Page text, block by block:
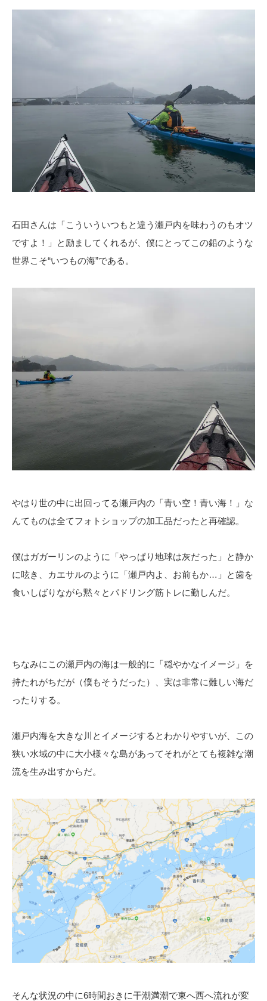
石田さんは「こういういつもと違う瀬戸内を味わうのもオツ
ですよ！」と励ましてくれるが、僕にとってこの鉛のような
世界こそ“いつもの海”である。
やはり世の中に出回ってる瀬戸内の「青い空！青い海！」な
んてものは全てフォトショップの加工品だったと再確認。
僕はガガーリンのように「やっぱり地球は灰だった」と静か
に呟き、カエサルのように「瀬戸内よ、お前もか…」と歯を
食いしばりながら黙々とパドリング筋トレに勤しんだ。
ちなみにこの瀬戸内の海は一般的に「穏やかなイメージ」を
持たれがちだが（僕もそうだった）、実は非常に難しい海だ
ったりする。
瀬戸内海を大きな川とイメージするとわかりやすいが、この
狭い水域の中に大小様々な島があってそれがとても複雑な潮
流を生み出すからだ。
そんな状況の中に6時間おきに干潮満潮で東へ西へ流れが変